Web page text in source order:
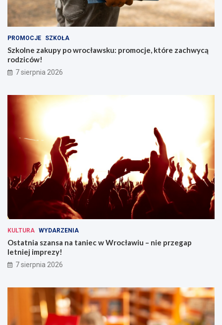
PROMOCJE SZKOŁA
Szkolne zakupy po wrocławsku: promocje, które zachwycą
rodziców!
7 sierpnia 2026
KULTURA WYDARZENIA
Ostatnia szansa na taniec w Wrocławiu – nie przegap
letniej imprezy!
7 sierpnia 2026